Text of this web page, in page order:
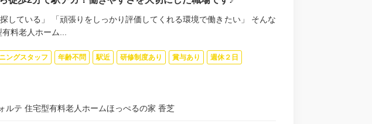
している」 「頑張りをしっかり評価してくれる環境で働きたい」 そんな
料老人ホーム...
ングスタッフ 年齢不問 駅近 研修制度あり 賞与あり 週休２日
ルテ 住宅型有料老人ホームほっぺるの家 香芝